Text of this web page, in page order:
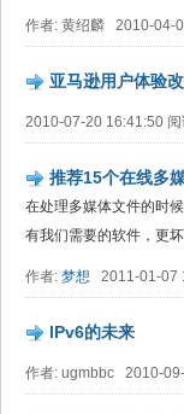
作者: 黄绍麟 2010-04-
亚马逊用户体验
2010-07-20 16:41:50 阅
推荐15个在线多
在处理多媒体文件的时
有我们需要的软件，更
作者: 梦想 2011-01-07
IPv6的未来
作者: ugmbbc 2010-